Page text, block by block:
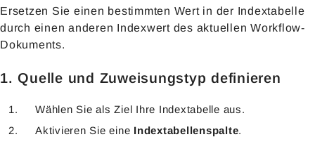
Ersetzen Sie einen bestimmten Wert in der Indextabelle
durch einen anderen Indexwert des aktuellen Workflow-
Dokuments.
1. Quelle und Zuweisungstyp definieren
Wählen Sie als Ziel Ihre Indextabelle aus.
Aktivieren Sie eine Indextabellenspalte.